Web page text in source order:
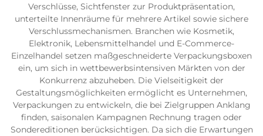
Verschlüsse, Sichtfenster zur Produktpräsentation,
unterteilte Innenräume für mehrere Artikel sowie sichere
Verschlussmechanismen. Branchen wie Kosmetik,
Elektronik, Lebensmittelhandel und E-Commerce-
Einzelhandel setzen maßgeschneiderte Verpackungsboxen
ein, um sich in wettbewerbsintensiven Märkten von der
Konkurrenz abzuheben. Die Vielseitigkeit der
Gestaltungsmöglichkeiten ermöglicht es Unternehmen,
Verpackungen zu entwickeln, die bei Zielgruppen Anklang
finden, saisonalen Kampagnen Rechnung tragen oder
Sondereditionen berücksichtigen. Da sich die Erwartungen